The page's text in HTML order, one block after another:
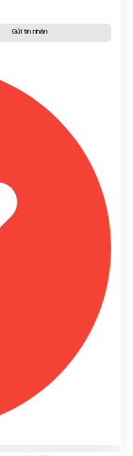
Gửi tin nhắn